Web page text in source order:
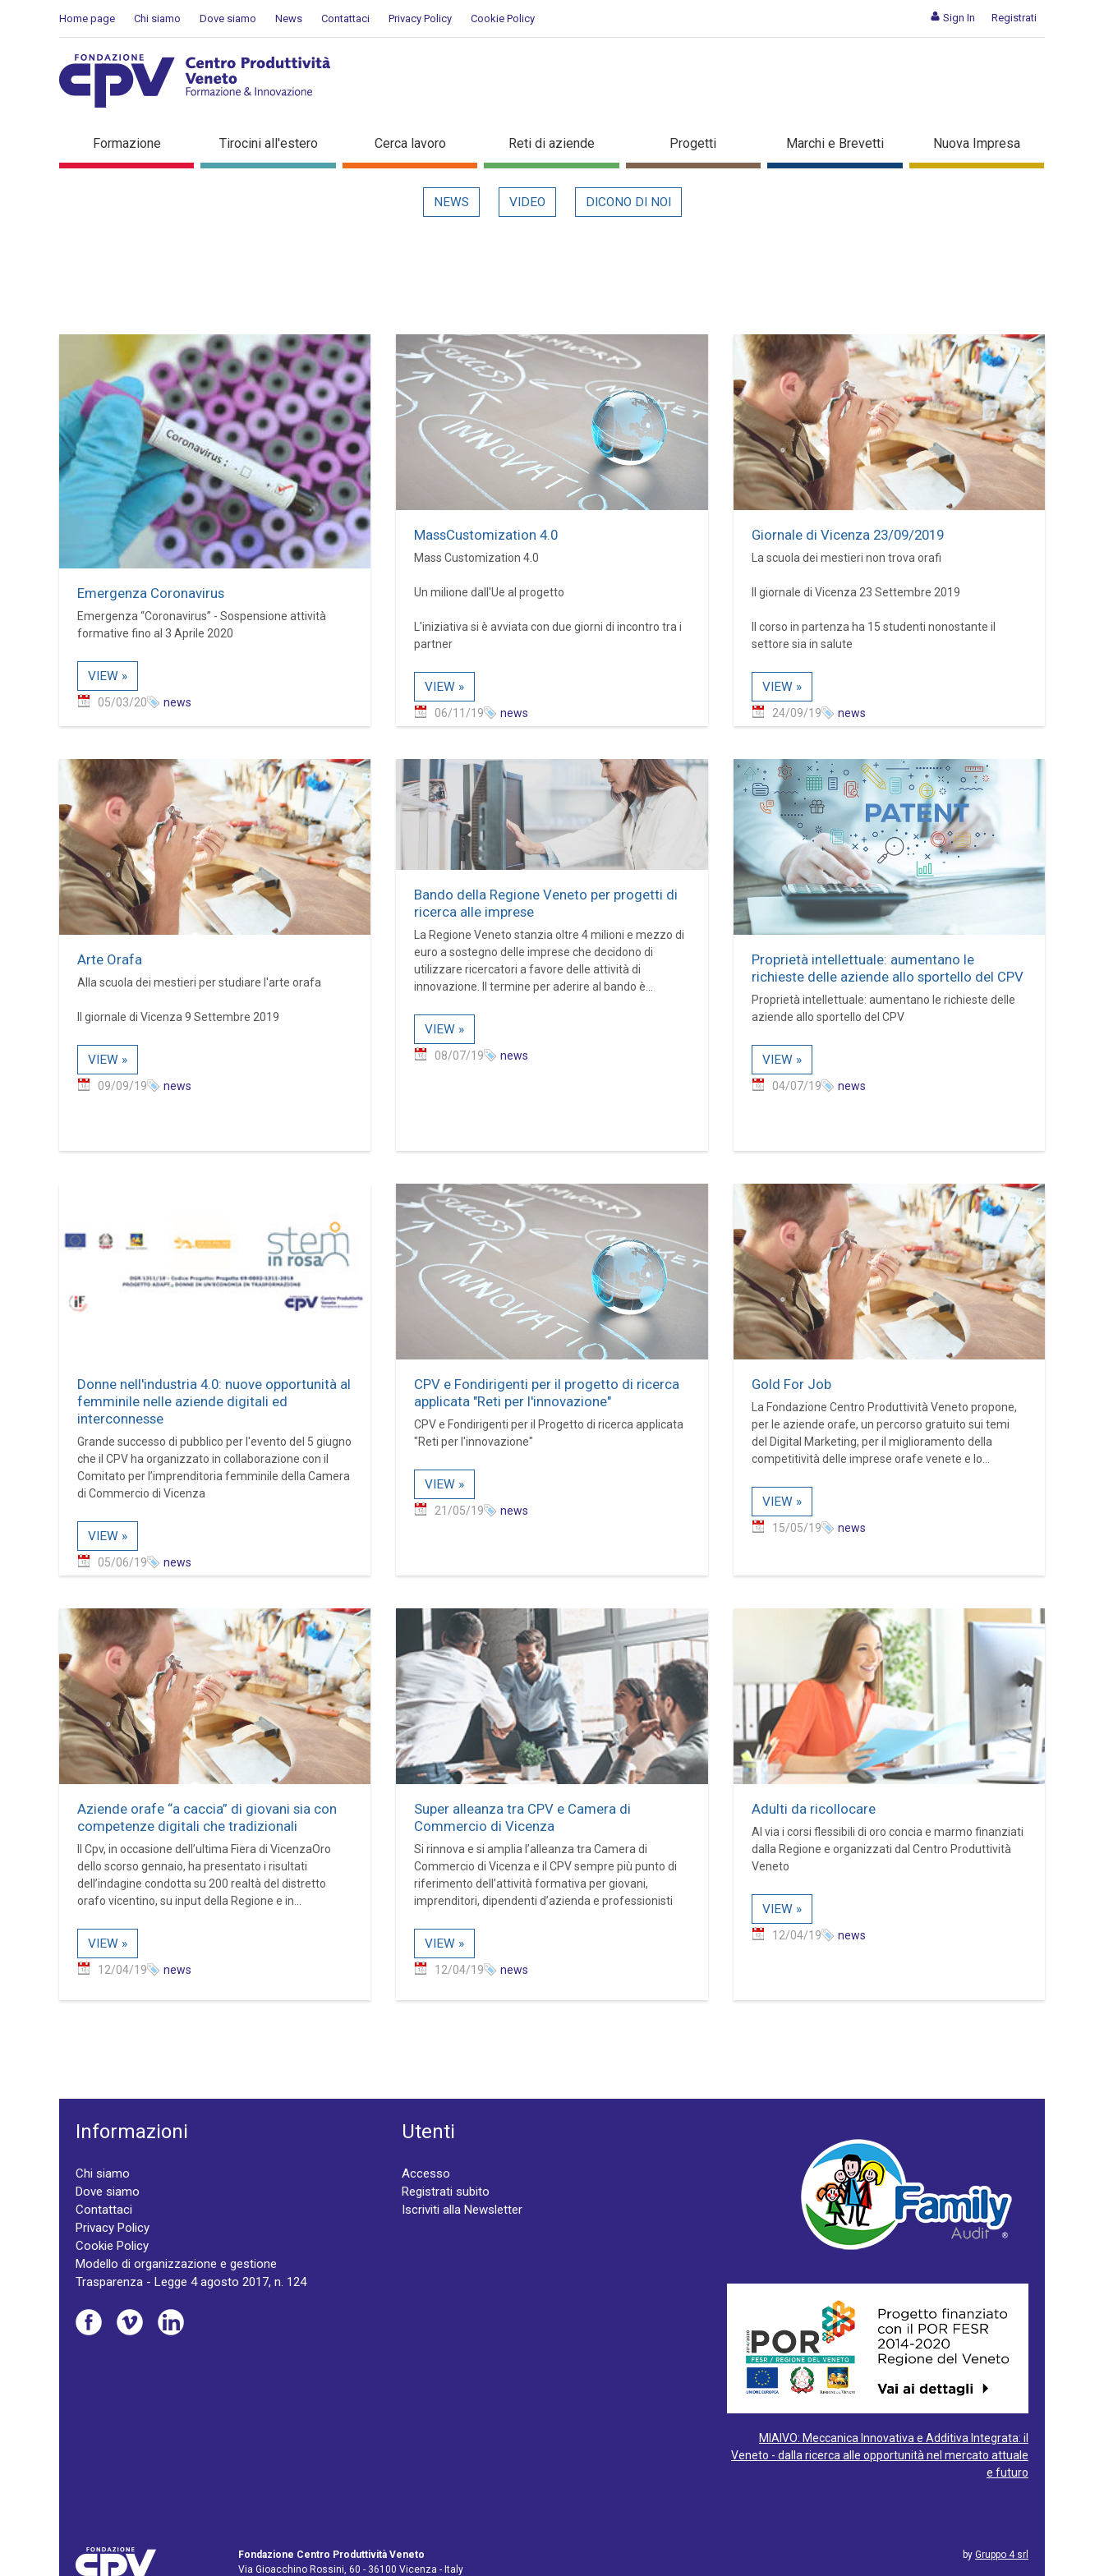
Sign In Registrati
Home page Chi siamo Dove siamo News Contattaci Privacy Policy Cookie Policy
Dettaglio in evidenza
Formazione Tirocini all'estero Cerca lavoro Reti di aziende Progetti Marchi e Brevetti Nuova Impresa
NEWS VIDEO DICONO DI NOI
Emergenza Coronavirus
Emergenza “Coronavirus” - Sospensione attività
formative fino al 3 Aprile 2020
VIEW »
05/03/20 news
MassCustomization 4.0
Mass Customization 4.0
Un milione dall'Ue al progetto
L'iniziativa si è avviata con due giorni di incontro tra i
partner
VIEW »
06/11/19 news
Giornale di Vicenza 23/09/2019
La scuola dei mestieri non trova orafi
Il giornale di Vicenza 23 Settembre 2019
Il corso in partenza ha 15 studenti nonostante il
settore sia in salute
VIEW »
24/09/19 news
Arte Orafa
Alla scuola dei mestieri per studiare l'arte orafa
Il giornale di Vicenza 9 Settembre 2019
VIEW »
09/09/19 news
Bando della Regione Veneto per progetti di
ricerca alle imprese
La Regione Veneto stanzia oltre 4 milioni e mezzo di
euro a sostegno delle imprese che decidono di
utilizzare ricercatori a favore delle attività di
innovazione. Il termine per aderire al bando è...
VIEW »
08/07/19 news
Proprietà intellettuale: aumentano le
richieste delle aziende allo sportello del CPV
Proprietà intellettuale: aumentano le richieste delle
aziende allo sportello del CPV
VIEW »
04/07/19 news
Donne nell'industria 4.0: nuove opportunità al
femminile nelle aziende digitali ed
interconnesse
Grande successo di pubblico per l'evento del 5 giugno
che il CPV ha organizzato in collaborazione con il
Comitato per l’imprenditoria femminile della Camera
di Commercio di Vicenza
VIEW »
05/06/19 news
CPV e Fondirigenti per il progetto di ricerca
applicata "Reti per l'innovazione"
CPV e Fondirigenti per il Progetto di ricerca applicata
"Reti per l'innovazione"
VIEW »
21/05/19 news
Gold For Job
La Fondazione Centro Produttività Veneto propone,
per le aziende orafe, un percorso gratuito sui temi
del Digital Marketing, per il miglioramento della
competitività delle imprese orafe venete e lo...
VIEW »
15/05/19 news
Aziende orafe “a caccia” di giovani sia con
competenze digitali che tradizionali
Il Cpv, in occasione dell’ultima Fiera di VicenzaOro
dello scorso gennaio, ha presentato i risultati
dell’indagine condotta su 200 realtà del distretto
orafo vicentino, su input della Regione e in...
VIEW »
12/04/19 news
Super alleanza tra CPV e Camera di
Commercio di Vicenza
Si rinnova e si amplia l’alleanza tra Camera di
Commercio di Vicenza e il CPV sempre più punto di
riferimento dell’attività formativa per giovani,
imprenditori, dipendenti d’azienda e professionisti
VIEW »
12/04/19 news
Adulti da ricollocare
Al via i corsi flessibili di oro concia e marmo finanziati
dalla Regione e organizzati dal Centro Produttività
Veneto
VIEW »
12/04/19 news
Informazioni
Chi siamo
Dove siamo
Contattaci
Privacy Policy
Cookie Policy
Modello di organizzazione e gestione
Trasparenza - Legge 4 agosto 2017, n. 124
Utenti
Accesso
Registrati subito
Iscriviti alla Newsletter
MIAIVO: Meccanica Innovativa e Additiva Integrata: il
Veneto - dalla ricerca alle opportunità nel mercato attuale
e futuro
Fondazione Centro Produttività Veneto
Via Gioacchino Rossini, 60 - 36100 Vicenza - Italy
by Gruppo 4 srl